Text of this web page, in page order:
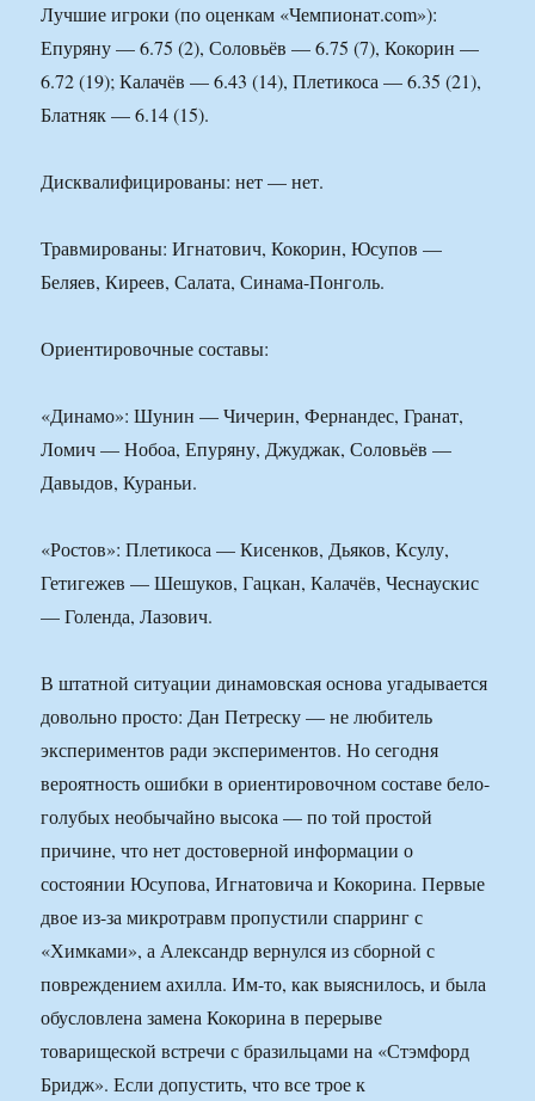
Лучшие игроки (по оценкам «Чемпионат.com»):
Епуряну — 6.75 (2), Соловьёв — 6.75 (7), Кокорин —
6.72 (19); Калачёв — 6.43 (14), Плетикоса — 6.35 (21),
Блатняк — 6.14 (15).
Дисквалифицированы: нет — нет.
Травмированы: Игнатович, Кокорин, Юсупов —
Беляев, Киреев, Салата, Синама-Понголь.
Ориентировочные составы:
«Динамо»: Шунин — Чичерин, Фернандес, Гранат,
Ломич — Нобоа, Епуряну, Джуджак, Соловьёв —
Давыдов, Кураньи.
«Ростов»: Плетикоса — Кисенков, Дьяков, Ксулу,
Гетигежев — Шешуков, Гацкан, Калачёв, Чеснаускис
— Голенда, Лазович.
В штатной ситуации динамовская основа угадывается
довольно просто: Дан Петреску — не любитель
экспериментов ради экспериментов. Но сегодня
вероятность ошибки в ориентировочном составе бело-
голубых необычайно высока — по той простой
причине, что нет достоверной информации о
состоянии Юсупова, Игнатовича и Кокорина. Первые
двое из-за микротравм пропустили спарринг с
«Химками», а Александр вернулся из сборной с
повреждением ахилла. Им-то, как выяснилось, и была
обусловлена замена Кокорина в перерыве
товарищеской встречи с бразильцами на «Стэмфорд
Бридж». Если допустить, что все трое к